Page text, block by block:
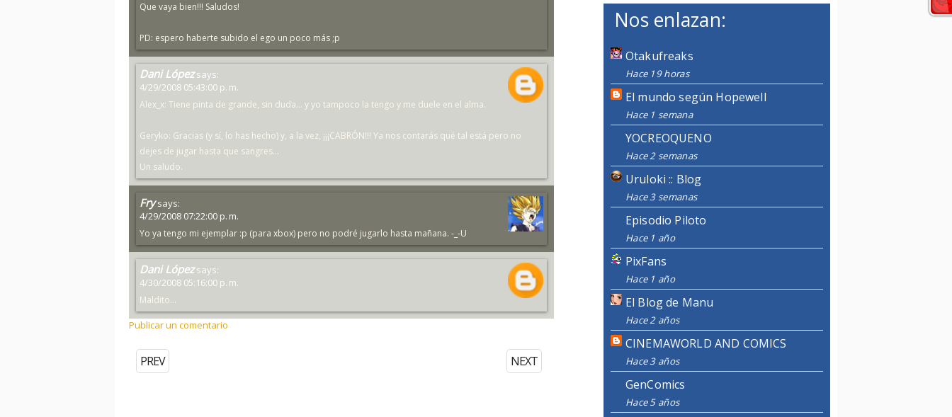
Que vaya bien!!! Saludos!
PD: espero haberte subido el ego un poco más ;p
Dani López says:
4/29/2008 05:43:00 p. m.
Alex_x: Tiene pinta de grande, sin duda... y yo tampoco la tengo y me duele en el alma.
Geryko: Gracias (y sí, lo has hecho) y, a la vez, ¡¡¡CABRÓN!!! Ya nos contarás qué tal está pero no
dejes de jugar hasta que sangres...
Un saludo.
Fry says:
4/29/2008 07:22:00 p. m.
Yo ya tengo mi ejemplar :p (para xbox) pero no podré jugarlo hasta mañana. -_-U
Dani López says:
4/30/2008 05:16:00 p. m.
Maldito...
Publicar un comentario
NEXT
PREV
Nos enlazan:
Otakufreaks
Hace 19 horas
El mundo según Hopewell
Hace 1 semana
YOCREOQUENO
Hace 2 semanas
Uruloki :: Blog
Hace 3 semanas
Episodio Piloto
Hace 1 año
PixFans
Hace 1 año
El Blog de Manu
Hace 2 años
CINEMAWORLD AND COMICS
Hace 3 años
GenComics
Hace 5 años